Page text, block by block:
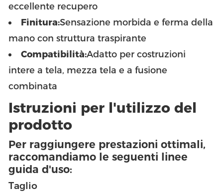
eccellente recupero
Finitura:Sensazione morbida e ferma della
mano con struttura traspirante
Compatibilità:Adatto per costruzioni
intere a tela, mezza tela e a fusione
combinata
Istruzioni per l'utilizzo del
prodotto
Per raggiungere prestazioni ottimali,
raccomandiamo le seguenti linee
guida d'uso:
Taglio